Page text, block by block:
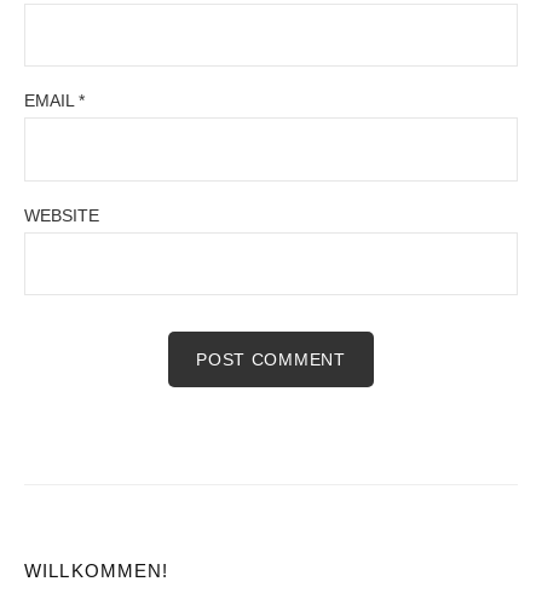
EMAIL*
WEBSITE
WILLKOMMEN!